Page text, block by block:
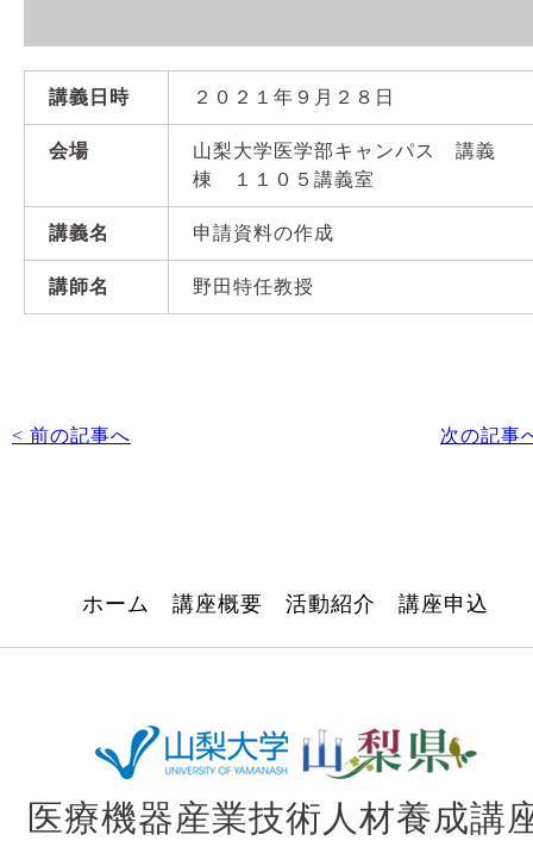
講義日時 ２０２１年９月２８日
会場
山梨大学医学部キャンパス 講義
棟 １１０５講義室
講義名 申請資料の作成
講師名 野田特任教授
< 前の記事へ 次の記事
ホーム 講座概要 活動紹介 講座申込
医療機器産業技術人材養成講